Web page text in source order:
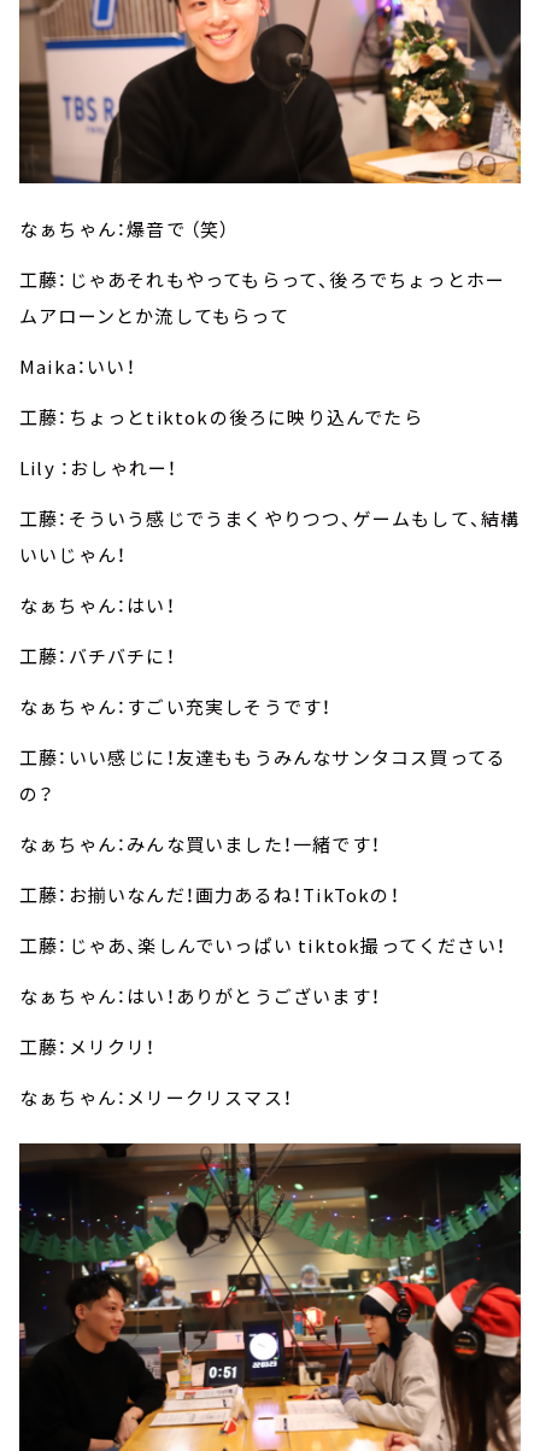
なぁちゃん：爆音で （笑）
工藤：じゃあそれもやってもらって、後ろでちょっとホー
ムアローンとか流してもらって
Maika：いい！
工藤：ちょっとtiktokの後ろに映り込んでたら
Lily ：おしゃれー！
工藤：そういう感じでうまくやりつつ、ゲームもして、結構
いいじゃん！
なぁちゃん：はい！
工藤：バチバチに！
なぁちゃん：すごい充実しそうです！
工藤：いい感じに！友達ももうみんなサンタコス買ってる
の？
なぁちゃん：みんな買いました！一緒です！
工藤：お揃いなんだ！画力あるね！TikTokの！
工藤：じゃあ、楽しんでいっぱい tiktok撮ってください！
なぁちゃん：はい！ありがとうございます！
工藤：メリクリ！
なぁちゃん：メリークリスマス！